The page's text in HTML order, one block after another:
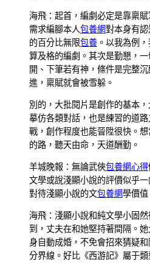
海飛：起首，編劇必定是靠稟
需求編腳本人包養網對本身有
的百分比無限包養 。以我為例
算及格的編劇。其次是勤懇，
開、下筆若有神，條件是完整
進，稟賦就會被雪躲。
別的，大批閱片是創作的基本
摹仿各類對話，也是練習的道
戰，創作程度也能晉陞很快。
的路，聽天由命，天道酬勤。
羊城晚報：無論武俠包養網心得
文學或說淺顯小說的評價似乎
對待淺顯小說的文包養網學價值
海飛：淺顯小說和純文學小固
到，丈夫在和她堅持著間隔。
身自動成婚，不免會招來猜疑
分界線。好比《西游記》屬于